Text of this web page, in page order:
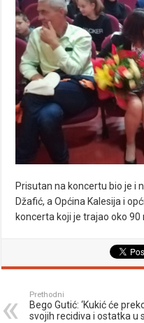
Prisutan na koncertu bio je i
Džafić, a Općina Kalesija i
koncerta koji je trajao oko 90
Prethodni
Bego Gutić: ‘Kukić će
svojih recidiva i ostatka u